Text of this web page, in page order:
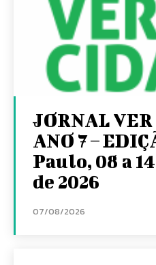
JORNAL
ANO 7 –
Paulo, 08 a
de 2026
07/08/2026